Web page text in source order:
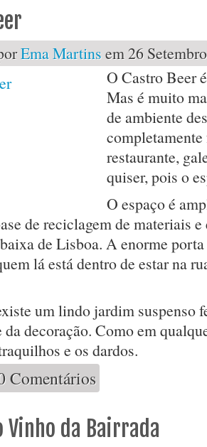
Ema Martins em 26
O Castro Beer
Mas é muito
de ambiente
restaurante,
quiser, pois o
O espaço é
de reciclagem de materiais
de Lisboa. A enorme porta
lá está dentro de estar na
um lindo jardim suspenso
da decoração. Como em
e os dardos.
de Castro Beer
Comentários
Vinho da Bairrada